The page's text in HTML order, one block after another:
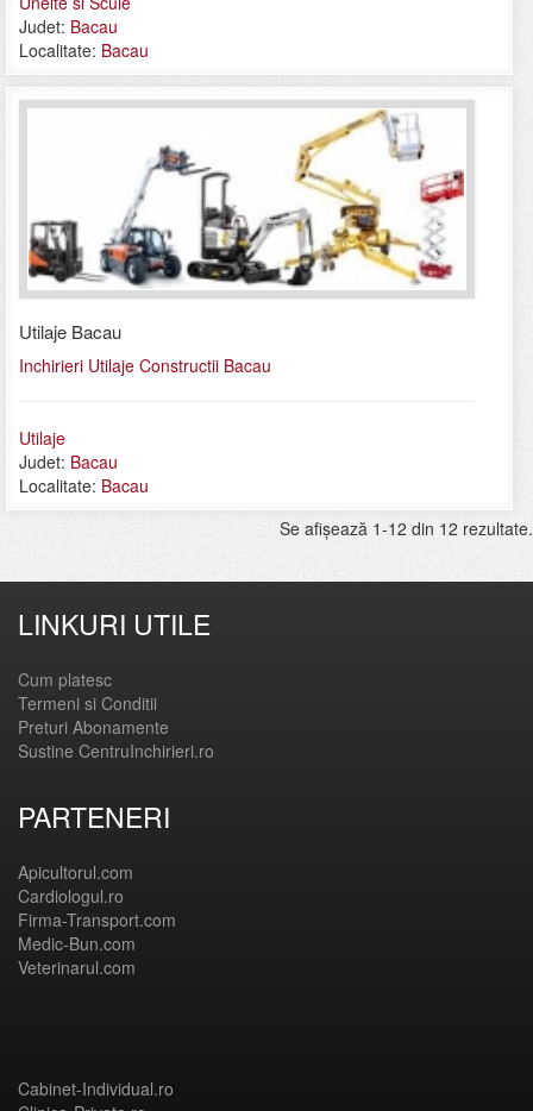
Judet: Bacau
Localitate: Bacau
Utilaje Bacau
Inchirieri Utilaje Constructii Bacau
Utilaje
Judet: Bacau
Localitate: Bacau
Se afişează 1-12 din 12 rezultate.
LINKURI UTILE
Cum platesc
Termeni si Conditii
Preturi Abonamente
Sustine CentruInchirieri.ro
PARTENERI
Apicultorul.com
Cardiologul.ro
Firma-Transport.com
Medic-Bun.com
Veterinarul.com
Cabinet-Individual.ro